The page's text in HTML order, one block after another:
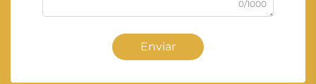
0/1000
Enviar